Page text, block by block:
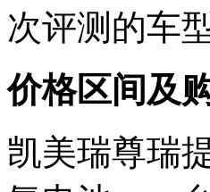
次评测的车
价格区间及
凯美瑞尊瑞